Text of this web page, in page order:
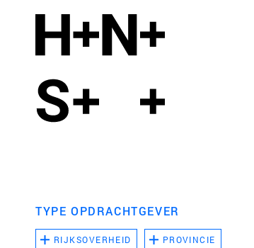
TYPE OPDRACHTGEVER
RIJKSOVERHEID PROVINCIE